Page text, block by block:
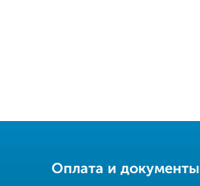
Оплата и документы